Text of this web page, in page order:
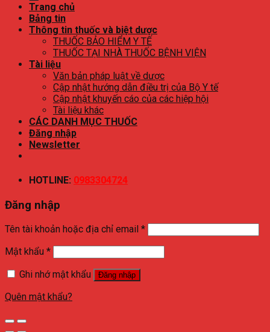
Trang chủ
Bảng tin
Thông tin thuốc và biệt dược
THUỐC BẢO HIỂM Y TẾ
THUỐC TẠI NHÀ THUỐC BỆNH VIỆN
Tài liệu
Văn bản pháp luật về dược
Cập nhật hướng dẫn điều trị của Bộ Y tế
Cập nhật khuyến cáo của các hiệp hội
Tài liệu khác
CÁC DANH MỤC THUỐC
Đăng nhập
Newsletter
HOTLINE: 0983304724
Đăng nhập
Tên tài khoản hoặc địa chỉ email *
Mật khẩu *
Ghi nhớ mật khẩu
Đăng nhập
Quên mật khẩu?